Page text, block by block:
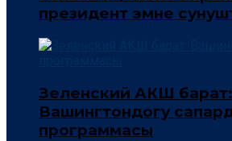
президент эмне
Зеленский АКШ барат:
Вашингтондогу
программасы